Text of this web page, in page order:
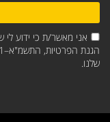
אני מאשר/ת כי ידוע
הגנת הפרטיות, התשמ"א–1981 (כולל תיקון 13), ובהתאם ל
שלנו.